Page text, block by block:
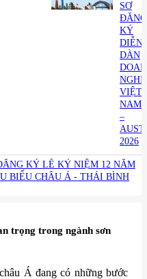
SƠ
ĐĂNG
KÝ
DIỄN
DÀN
VIỆT
NAM
–
2026
KÝ LỄ KỶ NIỆM 12 NĂM
BIỂU CHÂU Á - THÁI BÌNH
trọng trong ngành sơn
Á đang có những bước